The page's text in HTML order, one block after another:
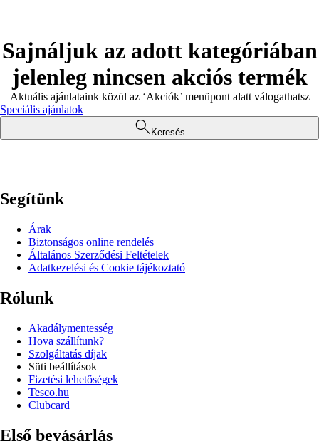
Sajnáljuk az adott kategóriában
jelenleg nincsen akciós termék
Aktuális ajánlataink közül az ‘Akciók’ menüpont alatt válogathatsz
Speciális ajánlatok
Keresés
Segítünk
Árak
Biztonságos online rendelés
Általános Szerződési Feltételek
Adatkezelési és Cookie tájékoztató
Rólunk
Akadálymentesség
Hova szállítunk?
Szolgáltatás díjak
Süti beállítások
Fizetési lehetőségek
Tesco.hu
Clubcard
Első bevásárlás